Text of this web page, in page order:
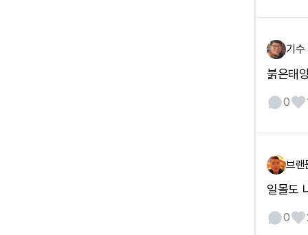
기수
붉은태
0
브랜
일몰도
0